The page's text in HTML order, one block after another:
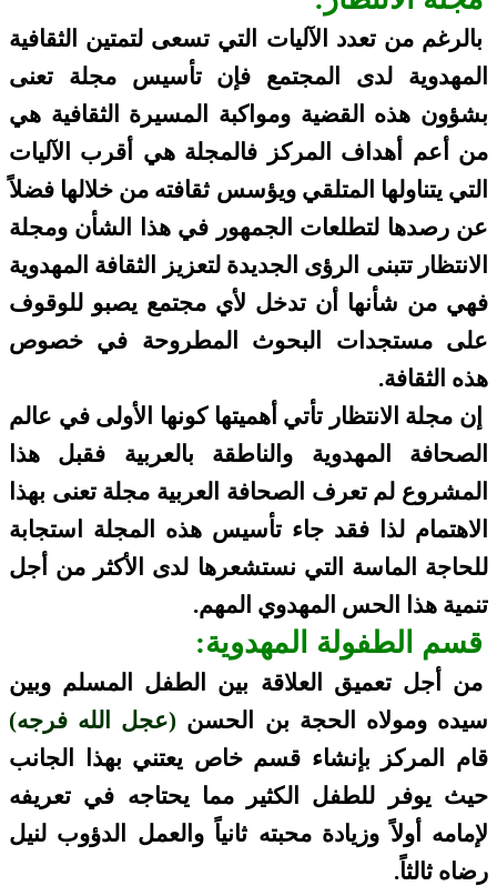
بالرغم من تعدد الآليات التي تسعى لتمتين الثقافية
المهدوية لدى المجتمع فإن تأسيس مجلة تعنى
بشؤون هذه القضية ومواكبة المسيرة الثقافية هي
من أعم أهداف المركز فالمجلة هي أقرب الآليات
التي يتناولها المتلقي ويؤسس ثقافته من خلالها فضلاً
عن رصدها لتطلعات الجمهور في هذا الشأن ومجلة
الانتظار تتبنى الرؤى الجديدة لتعزيز الثقافة المهدوية
فهي من شأنها أن تدخل لأي مجتمع يصبو للوقوف
على مستجدات البحوث المطروحة في خصوص
هذه الثقافة.
إن مجلة الانتظار تأتي أهميتها كونها الأولى في عالم
الصحافة المهدوية والناطقة بالعربية فقبل هذا
المشروع لم تعرف الصحافة العربية مجلة تعنى بهذا
الاهتمام لذا فقد جاء تأسيس هذه المجلة استجابة
للحاجة الماسة التي نستشعرها لدى الأكثر من أجل
تنمية هذا الحس المهدوي المهم.
قسم الطفولة المهدوية:
من أجل تعميق العلاقة بين الطفل المسلم وبين
سيده ومولاه الحجة بن الحسن (عجل الله فرجه)
قام المركز بإنشاء قسم خاص يعتني بهذا الجانب
حيث يوفر للطفل الكثير مما يحتاجه في تعريفه
لإمامه أولاً وزيادة محبته ثانياً والعمل الدؤوب لنيل
رضاه ثالثاً.